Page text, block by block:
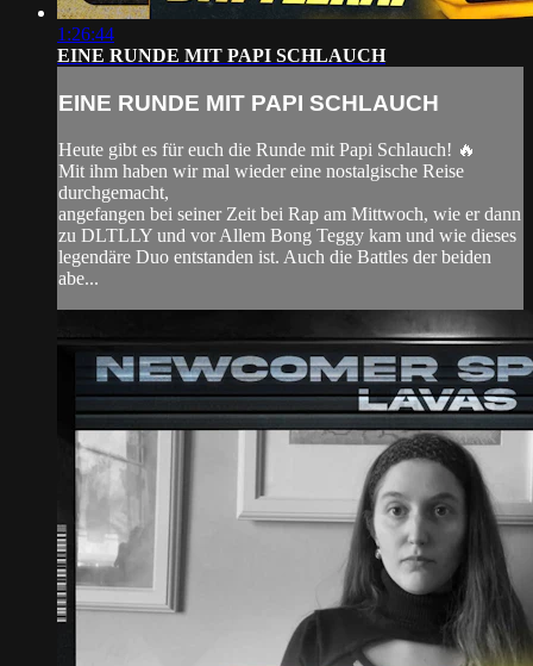
1:26:44
EINE RUNDE MIT PAPI SCHLAUCH
EINE RUNDE MIT PAPI SCHLAUCH
Heute gibt es für euch die Runde mit Papi Schlauch! 🔥
Mit ihm haben wir mal wieder eine nostalgische Reise
durchgemacht,
angefangen bei seiner Zeit bei Rap am Mittwoch, wie er dann
zu DLTLLY und vor Allem Bong Teggy kam und wie dieses
legendäre Duo entstanden ist. Auch die Battles der beiden
abe...